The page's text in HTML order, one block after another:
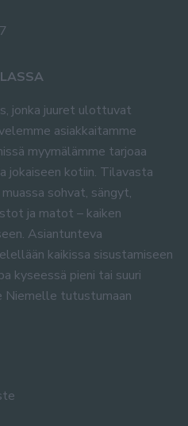
jonka juuret ulottuvat
asiakkaitamme
myymälämme tarjoaa
jokaiseen kotiin. Tilavasta
sohvat, sängyt,
ja matot – kaiken
Asiantunteva
kaikissa sisustamiseen
kyseessä pieni tai suuri
Niemelle tutustumaan